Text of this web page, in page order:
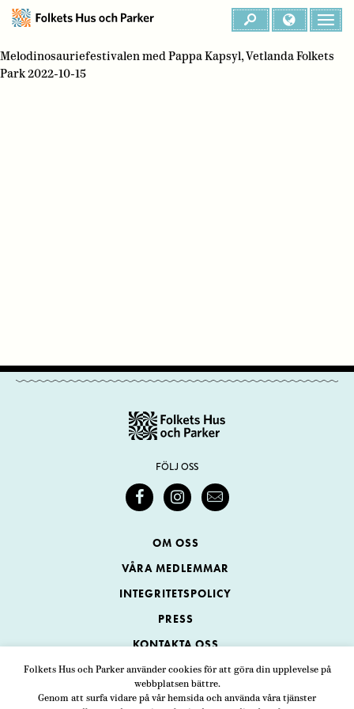
Folkets Hus och Parker använder cookies för att göra din upplevelse på
webbplatsen bättre.
Genom att surfa vidare på vår hemsida och använda våra tjänster
Melodinosauriefestivalen med Pappa Kapsyl, Vetlanda Folkets
Park 2022-10-15
FÖLJ OSS
OM OSS
VÅRA MEDLEMMAR
INTEGRITETSPOLICY
PRESS
KONTAKTA OSS
Folkets Hus och Parker